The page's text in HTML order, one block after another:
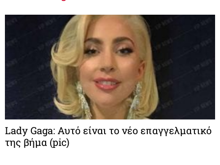
Lady Gaga: Αυτό είναι το νέο επαγγελματικό
της βήμα (pic)